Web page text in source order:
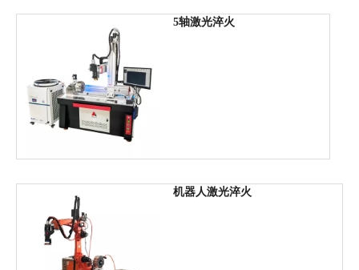
5轴激光淬火
机器人激光淬火